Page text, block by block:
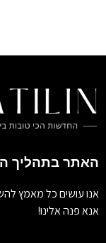
האתר בתהליך
אנו עושים כל מאמץ
אנא פנה אלינו!